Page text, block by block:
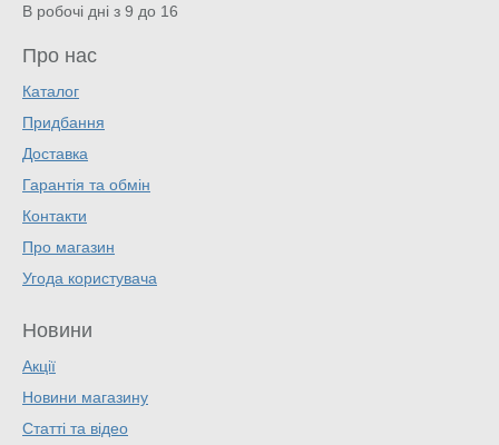
В робочі дні з 9 до 16
Про нас
Каталог
Придбання
Доставка
Гарантія та обмін
Контакти
Про магазин
Угода користувача
Новини
Акції
Новини магазину
Статті та відео